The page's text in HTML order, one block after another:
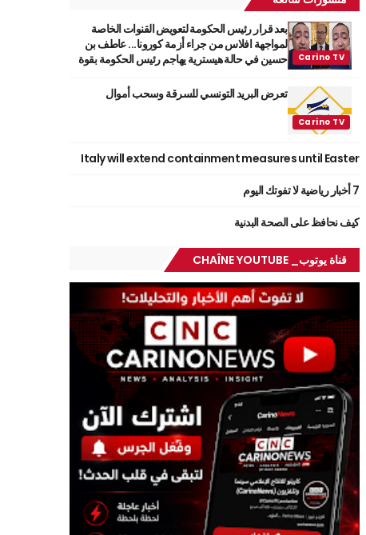
بعد قرار رئيس الحكومة لتعويض القنوات الخاصة
لمواجهة افلاس من جراء أزمة كورونا... عاطف بن
حسين في حالة هيسترية يهاجم رئيس الحكومة بقوة
تعرض البريد التونسي للسرقة وسحب أموال
Italy will extend containment measures until Easter
7 أخبار رياضية لا تفوتك اليوم
كيف نحافظ على الصحة البدنية
قناة يوتوب_ CHAÎNE YOUTUBE